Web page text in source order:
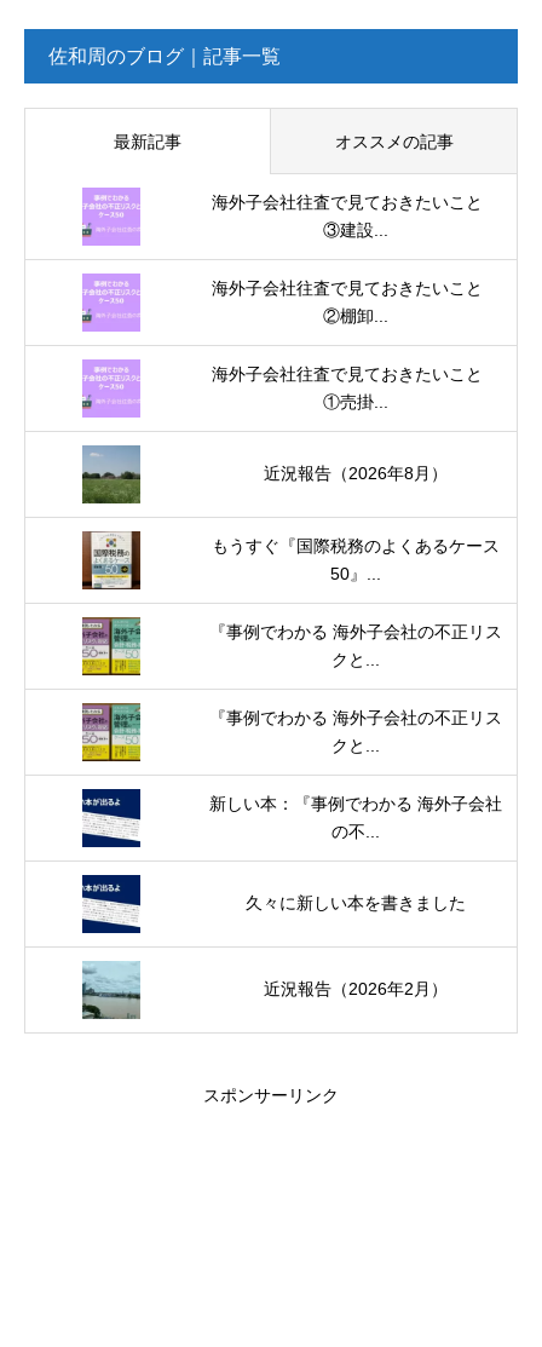
佐和周のブログ｜記事一覧
最新記事 オススメの記事
海外子会社往査で見ておきたいこと
③建設...
海外子会社往査で見ておきたいこと
②棚卸...
海外子会社往査で見ておきたいこと
①売掛...
近況報告（2026年8月）
もうすぐ『国際税務のよくあるケース
50』...
『事例でわかる 海外子会社の不正リス
クと...
『事例でわかる 海外子会社の不正リス
クと...
新しい本：『事例でわかる 海外子会社
の不...
久々に新しい本を書きました
近況報告（2026年2月）
スポンサーリンク